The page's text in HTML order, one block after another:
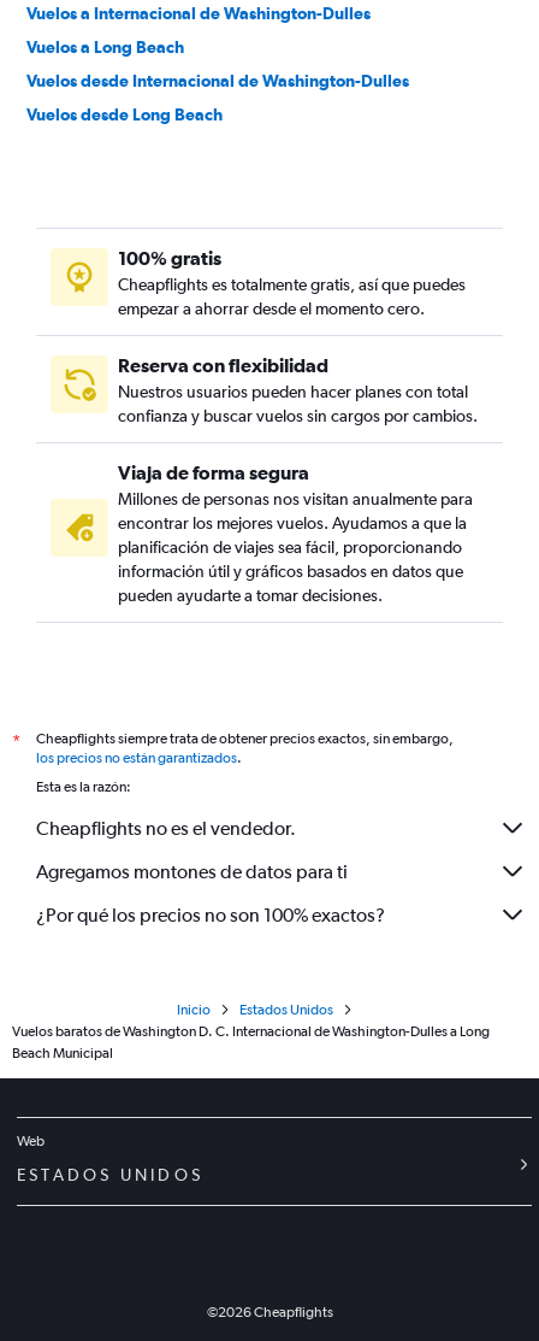
Vuelos a Internacional de Washington-Dulles
Vuelos a Long Beach
Vuelos desde Internacional de Washington-Dulles
Vuelos desde Long Beach
100% gratis
Cheapflights es totalmente gratis, así que puedes
empezar a ahorrar desde el momento cero.
Reserva con flexibilidad
Nuestros usuarios pueden hacer planes con total
confianza y buscar vuelos sin cargos por cambios.
Viaja de forma segura
Millones de personas nos visitan anualmente para
encontrar los mejores vuelos. Ayudamos a que la
planificación de viajes sea fácil, proporcionando
información útil y gráficos basados en datos que
pueden ayudarte a tomar decisiones.
*
Cheapflights siempre trata de obtener precios exactos, sin embargo,
los precios no están garantizados.
Esta es la razón:
Cheapflights no es el vendedor.
Agregamos montones de datos para ti
¿Por qué los precios no son 100% exactos?
Inicio
Estados Unidos
Vuelos baratos de Washington D. C. Internacional de Washington-Dulles a Long
Beach Municipal
Web
ESTADOS UNIDOS
©2026Cheapflights